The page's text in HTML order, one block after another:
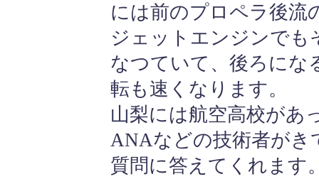
には前のプロペラ後流
ジェットエンジンでも
なつていて、後ろにな
転も速くなります。
山梨には航空高校があ
ANAなどの技術者が
質問に答えてくれます